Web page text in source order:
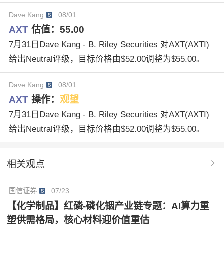
Dave Kang 08/01
AXT 估值： 55.00
7月31日Dave Kang - B. Riley Securities 对AXT(AXTI)
给出Neutral评级，目标价格由$52.00调整为$55.00。
Dave Kang 08/01
AXT 操作： 观望
7月31日Dave Kang - B. Riley Securities 对AXT(AXTI)
给出Neutral评级，目标价格由$52.00调整为$55.00。
相关观点
国信证券 07/23
【化学制品】红磷-磷化铟产业链专题：AI算力重
塑供需格局，核心材料迎价值重估